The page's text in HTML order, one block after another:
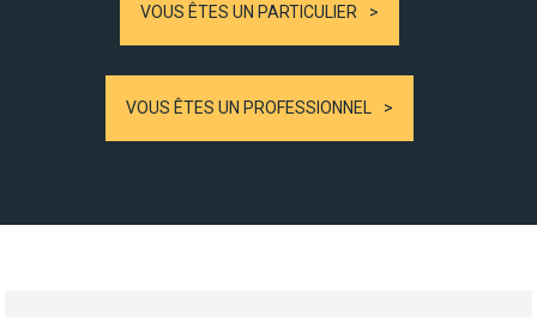
VOUS ÊTES UN PARTICULIER
VOUS ÊTES UN PROFESSIONNEL